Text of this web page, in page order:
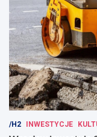
/H2 INWESTYCJE